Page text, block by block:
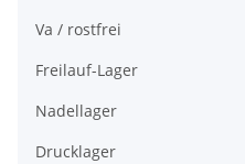
Va / rostfrei
Freilauf-Lager
Nadellager
Drucklager